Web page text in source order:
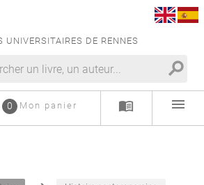
UNIVERSITAIRES DE RENNES
search
Mon panier
0 menu_book menu